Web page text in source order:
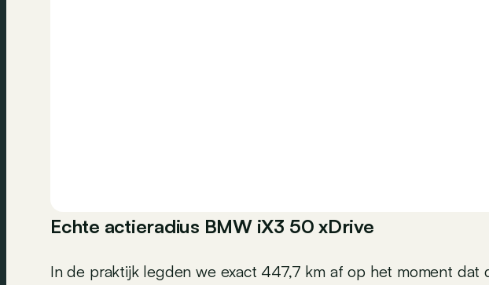
Echte actieradius BMW iX3 50 xDrive
In de praktijk legden we exact 447,7 km af op het moment dat